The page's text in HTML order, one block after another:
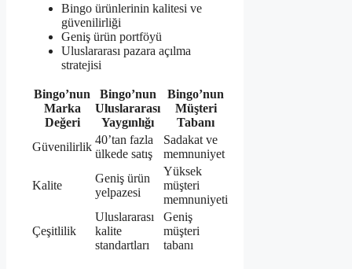
Bingo ürünlerinin kalitesi ve
güvenilirliği
Geniş ürün portföyü
Uluslararası pazara açılma
stratejisi
Bingo’nun
Marka
Değeri
Bingo’nun
Uluslararası
Yaygınlığı
Bingo’nun
Müşteri
Tabanı
Güvenilirlik
40’tan fazla
ülkede satış
Sadakat ve
memnuniyet
Kalite
Geniş ürün
yelpazesi
Yüksek
müşteri
memnuniyeti
Çeşitlilik
Uluslararası
kalite
standartları
Geniş
müşteri
tabanı